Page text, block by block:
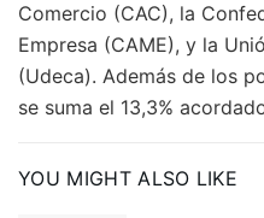
Comercio (CAC), la
Empresa (CAME), y la
(Udeca). Además de los
se suma el 13,3%
YOU MIGHT ALSO LIKE